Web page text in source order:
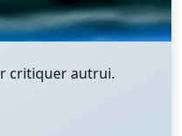
critiquer autrui.